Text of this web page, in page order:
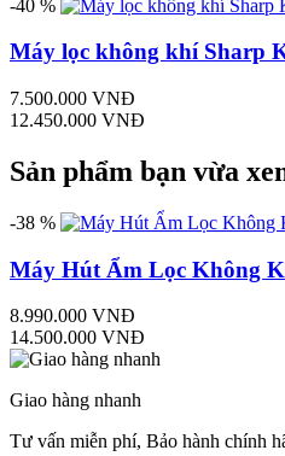
-40 %
Máy lọc không khí Sharp
7.500.000 VNĐ
12.450.000 VNĐ
Sản phẩm bạn vừa
-38 %
Máy Hút Ẩm Lọc Không
8.990.000 VNĐ
14.500.000 VNĐ
Giao hàng nhanh
Tư vấn miễn phí, Bảo hành chính